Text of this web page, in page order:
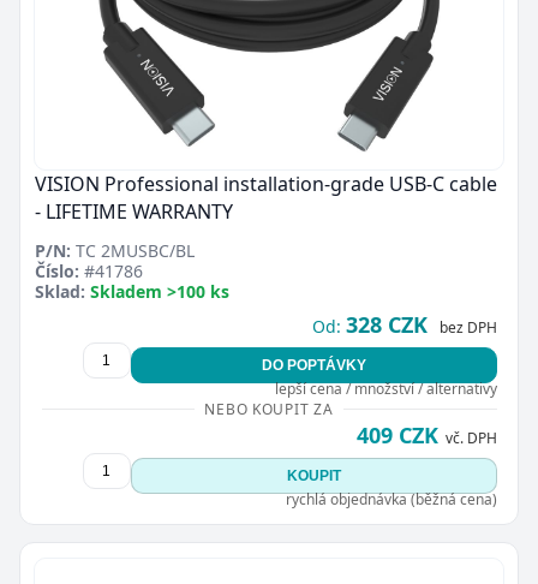
VISION Professional installation-grade USB-C cable
- LIFETIME WARRANTY
P/N: TC 2MUSBC/BL
Číslo: #41786
Sklad: Skladem >100 ks
Od: 328 CZK bez DPH
DO POPTÁVKY
lepší cena / množství / alternativy
NEBO KOUPIT ZA
409 CZK vč. DPH
KOUPIT
rychlá objednávka (běžná cena)